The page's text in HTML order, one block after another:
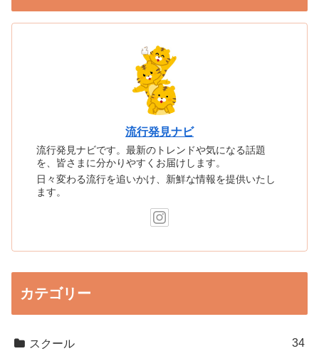
流行発見ナビ
流行発見ナビです。最新のトレンドや気になる話題
を、皆さまに分かりやすくお届けします。
日々変わる流行を追いかけ、新鮮な情報を提供いたし
ます。
カテゴリー
スクール 34